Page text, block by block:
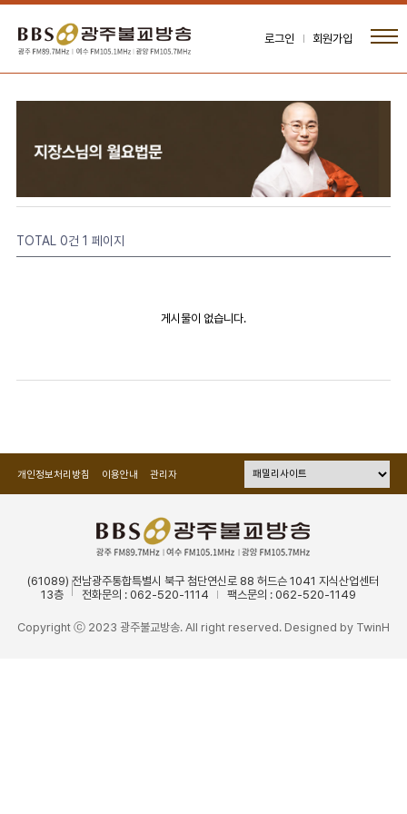
로그인 회원가입
TOTAL 0건 1 페이지
게시물이 없습니다.
개인정보처리방침 이용안내 관리자
(61089) 전남광주통합특별시 북구 첨단연신로 88 허드슨 1041 지식산업센터
13층
전화문의 : 062-520-1114 팩스문의 : 062-520-1149
Copyright ⓒ 2023 광주불교방송. All right reserved. Designed by TwinH